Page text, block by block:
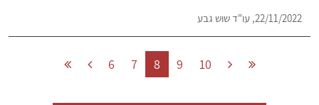
22/11/2022, עו"ד שוש גבע
6 7 8 9 10